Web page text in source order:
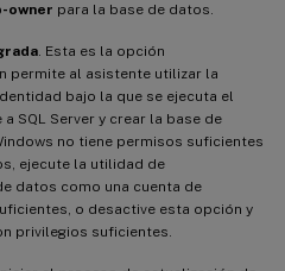
owner para la base de datos.
. Esta es la opción
permite al asistente utilizar la
bajo la que se ejecuta el
SQL Server y crear la base de
no tiene permisos suficientes
ejecute la utilidad de
datos como una cuenta de
o desactive esta opción y
privilegios suficientes.